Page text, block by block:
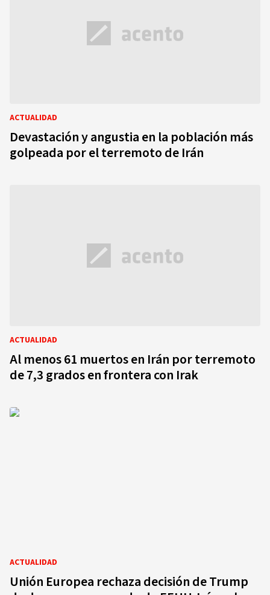
ACTUALIDAD
Devastación y angustia en la población más
golpeada por el terremoto de Irán
ACTUALIDAD
Al menos 61 muertos en Irán por terremoto
de 7,3 grados en frontera con Irak
ACTUALIDAD
Unión Europea rechaza decisión de Trump